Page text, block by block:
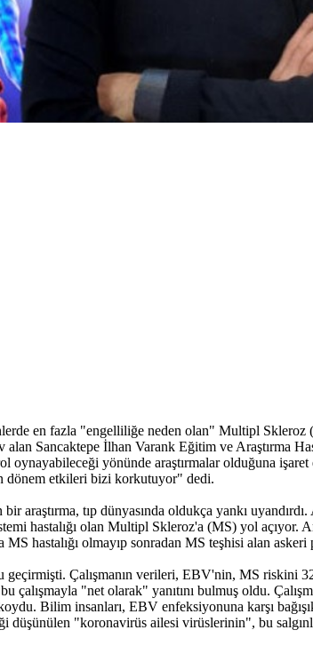
en fazla "engelliliğe neden olan" Multipl Skleroz
Sancaktepe İlhan Varank Eğitim ve Araştırma
oynayabileceği yönünde araştırmalar olduğuna
dönem etkileri bizi korkutuyor" dedi.
araştırma, tıp dünyasında oldukça yankı
hastalığı olan Multipl Skleroz'a (MS) yol
hastalığı olmayıp sonradan MS teşhisi alan
Çalışmanın verileri, EBV'nin, MS riskini 32
çalışmayla "net olarak" yanıtını bulmuş oldu.
Bilim insanları, EBV enfeksiyonuna karşı
düşünülen "koronavirüs ailesi virüslerinin", bu